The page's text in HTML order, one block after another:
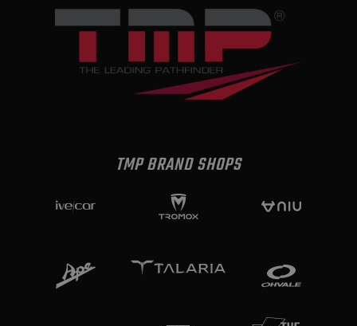
TMP BRAND SHOPS